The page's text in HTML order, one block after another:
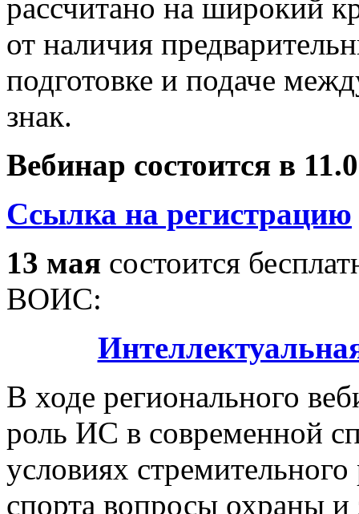
рассчитано на широкий
от наличия
подготовке и подаче
знак.
Вебинар состоится в
Ссылка на регистрацию
13 мая состоится
ВОИС:
В ходе регионального
роль ИС в современной
условиях
спорта вопросы охраны